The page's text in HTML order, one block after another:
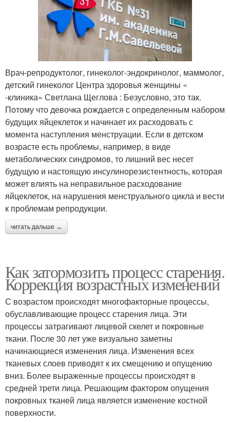
Врач-репродуктолог, гинеколог-эндокринолог, маммолог,
детский гинеколог Центра здоровья женщины «
-клиника» Светлана Щеглова : Безусловно, это так.
Потому что девочка рождается с определенным набором
будущих яйцеклеток и начинает их расходовать с
момента наступления менструации. Если в детском
возрасте есть проблемы, например, в виде
метаболических синдромов, то лишний вес несет
будущую и настоящую инсулинорезистентность, которая
может влиять на неправильное расходование
яйцеклеток, на нарушения менструального цикла и вести
к проблемам репродукции.
читать дальше →
Как затормозить процесс старения.
Коррекция возрастных изменений
С возрастом происходят многофакторные процессы,
обуславливающие процесс старения лица. Эти
процессы затрагивают лицевой скелет и покровные
ткани. После 30 лет уже визуально заметны
начинающиеся изменения лица. Изменения всех
тканевых слоев приводят к их смещению и опущению
вниз. Более выраженные процессы происходят в
средней трети лица. Решающим фактором опущения
покровных тканей лица является изменение костной
поверхности.